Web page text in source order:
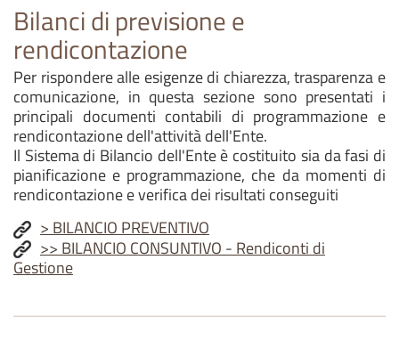
Bilanci di previsione e
rendicontazione
Per rispondere alle esigenze di chiarezza, trasparenza e
comunicazione, in questa sezione sono presentati i
principali documenti contabili di programmazione e
rendicontazione dell'attività dell'Ente.
Il Sistema di Bilancio dell'Ente è costituito sia da fasi di
pianificazione e programmazione, che da momenti di
rendicontazione e verifica dei risultati conseguiti
> BILANCIO PREVENTIVO
>> BILANCIO CONSUNTIVO - Rendiconti di
Gestione